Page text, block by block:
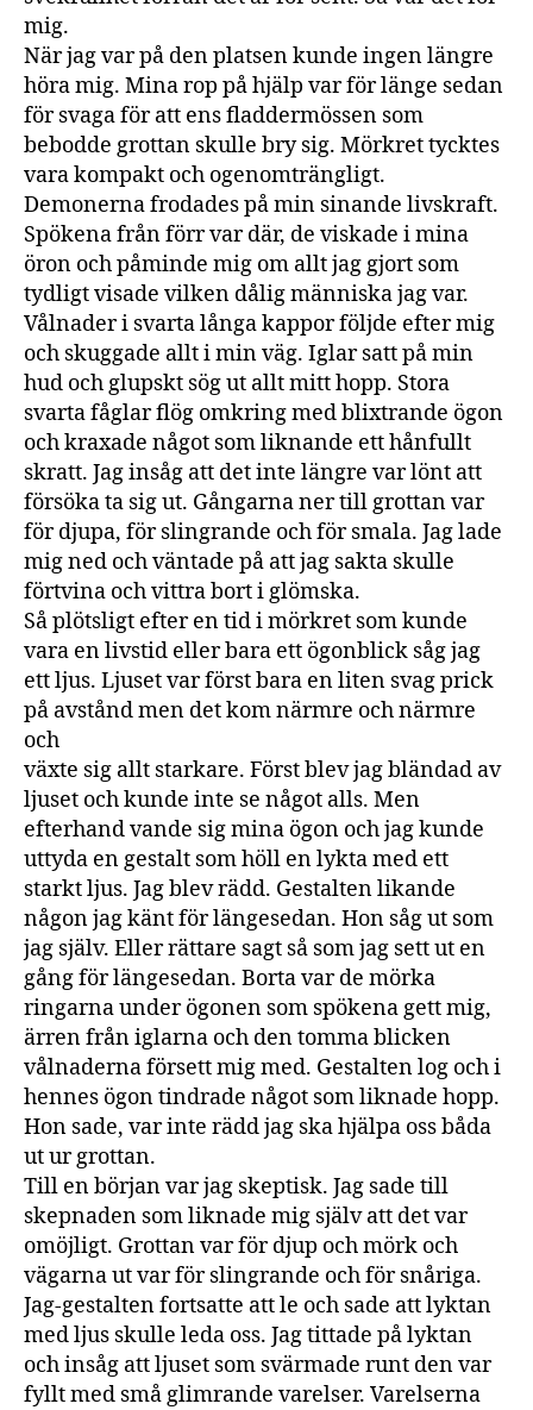
mig.
När jag var på den platsen kunde ingen längre
höra mig. Mina rop på hjälp var för länge sedan
för svaga för att ens fladdermössen som
bebodde grottan skulle bry sig. Mörkret tycktes
vara kompakt och ogenomträngligt.
Demonerna frodades på min sinande livskraft.
Spökena från förr var där, de viskade i mina
öron och påminde mig om allt jag gjort som
tydligt visade vilken dålig människa jag var.
Vålnader i svarta långa kappor följde efter mig
och skuggade allt i min väg. Iglar satt på min
hud och glupskt sög ut allt mitt hopp. Stora
svarta fåglar flög omkring med blixtrande ögon
och kraxade något som liknande ett hånfullt
skratt. Jag insåg att det inte längre var lönt att
försöka ta sig ut. Gångarna ner till grottan var
för djupa, för slingrande och för smala. Jag lade
mig ned och väntade på att jag sakta skulle
förtvina och vittra bort i glömska.
Så plötsligt efter en tid i mörkret som kunde
vara en livstid eller bara ett ögonblick såg jag
ett ljus. Ljuset var först bara en liten svag prick
på avstånd men det kom närmre och närmre
och
växte sig allt starkare. Först blev jag bländad av
ljuset och kunde inte se något alls. Men
efterhand vande sig mina ögon och jag kunde
uttyda en gestalt som höll en lykta med ett
starkt ljus. Jag blev rädd. Gestalten likande
någon jag känt för längesedan. Hon såg ut som
jag själv. Eller rättare sagt så som jag sett ut en
gång för längesedan. Borta var de mörka
ringarna under ögonen som spökena gett mig,
ärren från iglarna och den tomma blicken
vålnaderna försett mig med. Gestalten log och i
hennes ögon tindrade något som liknade hopp.
Hon sade, var inte rädd jag ska hjälpa oss båda
ut ur grottan.
Till en början var jag skeptisk. Jag sade till
skepnaden som liknade mig själv att det var
omöjligt. Grottan var för djup och mörk och
vägarna ut var för slingrande och för snåriga.
Jag-gestalten fortsatte att le och sade att lyktan
med ljus skulle leda oss. Jag tittade på lyktan
och insåg att ljuset som svärmade runt den var
fyllt med små glimrande varelser. Varelserna